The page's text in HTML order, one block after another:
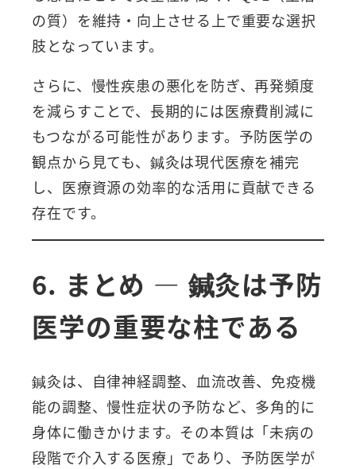
の質）を維持・向上させる上で重要な選択
肢となっています。
さらに、慢性疾患の悪化を防ぎ、再発頻度
を減らすことで、長期的には医療費削減に
もつながる可能性があります。予防医学の
観点から見ても、鍼灸は現代医療を補完
し、医療資源の効率的な活用に貢献できる
存在です。
6. まとめ ― 鍼灸は予防
医学の重要な柱である
鍼灸は、自律神経調整、血流改善、免疫機
能の調整、慢性症状の予防など、多角的に
身体に働きかけます。その本質は「未病の
段階で介入する医療」であり、予防医学が